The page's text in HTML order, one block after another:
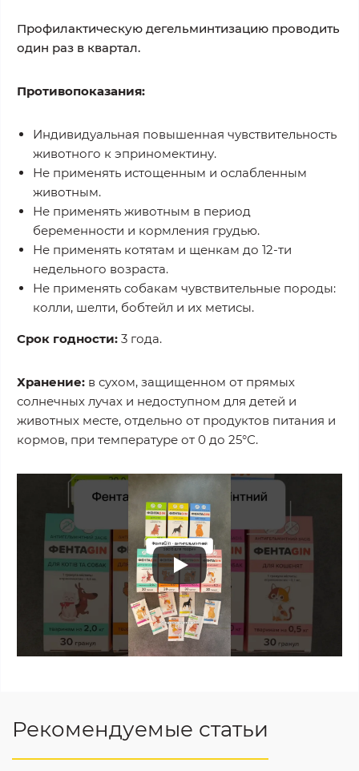
Профилактическую дегельминтизацию проводить
один раз в квартал.
Противопоказания:
Индивидуальная повышенная чувствительность
животного к эприномектину.
Не применять истощенным и ослабленным
животным.
Не применять животным в период
беременности и кормления грудью.
Не применять котятам и щенкам до 12-ти
недельного возраста.
Не применять собакам чувствительные породы:
колли, шелти, бобтейл и их метисы.
Срок годности: 3 года.
Хранение: в сухом, защищенном от прямых
солнечных лучах и недоступном для детей и
животных месте, отдельно от продуктов питания и
кормов, при температуре от 0 до 25°С.
Рекомендуемые статьи